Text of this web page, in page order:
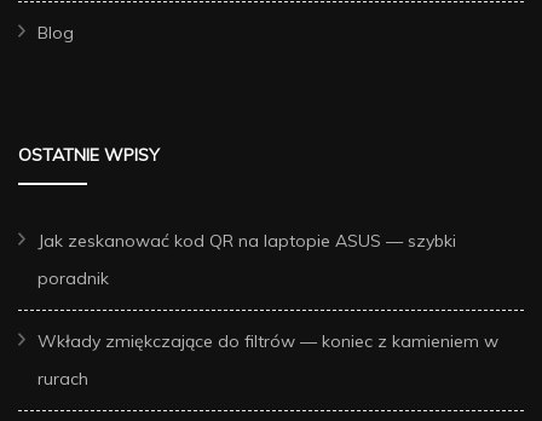
Blog
OSTATNIE WPISY
Jak zeskanować kod QR na laptopie ASUS — szybki
poradnik
Wkłady zmiękczające do filtrów — koniec z kamieniem w
rurach